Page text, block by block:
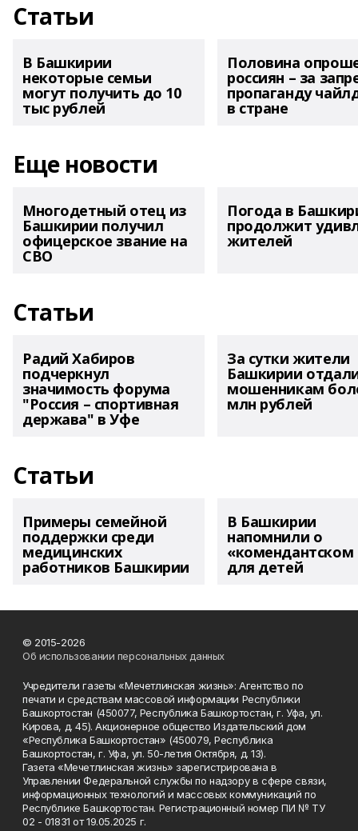
Статьи
В Башкирии
некоторые семьи
могут получить до 10
тыс рублей
Половина
россиян – за
пропаганду
в стране
Еще новости
Многодетный отец из
Башкирии получил
офицерское звание на
СВО
Погода в
продолжит
жителей
Статьи
Радий Хабиров
подчеркнул
значимость форума
"Россия – спортивная
держава" в Уфе
За сутки жители
Башкирии
мошенникам
млн рублей
Статьи
Примеры семейной
поддержки среди
медицинских
работников Башкирии
В Башкирии
напомнили о
«комендантском
для детей
© 2015-2026
Об использовании персональных данных
Учредители газеты «Мечетлинская жизнь»: Агентство по
печати и средствам массовой информации Республики
Башкортостан (450077, Республика Башкортостан, г. Уфа, ул.
Кирова, д. 45). Акционерное общество Издательский дом
«Республика Башкортостан» (450079, Республика
Башкортостан, г. Уфа, ул. 50-летия Октября, д. 13).
Газета «Мечетлинская жизнь» зарегистрирована в
Управлении Федеральной службы по надзору в сфере связи,
информационных технологий и массовых коммуникаций по
Республике Башкортостан. Регистрационный номер ПИ № ТУ
02 - 01831 от 19.05.2025 г.